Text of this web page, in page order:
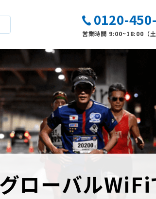
0120-
営業時間 9:00~18:00（土
ローバルWiFi